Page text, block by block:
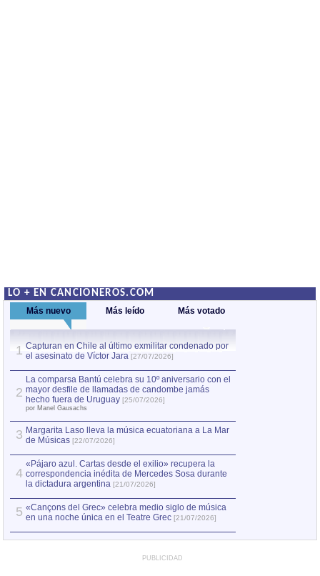
LO + EN CANCIONEROS.COM
Más nuevo Más leído Más votado
1 Capturan en Chile al último exmilitar condenado por
el asesinato de Víctor Jara [27/07/2026]
2
La comparsa Bantú celebra su 10º aniversario con el
mayor desfile de llamadas de candombe jamás
hecho fuera de Uruguay [25/07/2026]
por Manel Gausachs
3 Margarita Laso lleva la música ecuatoriana a La Mar
de Músicas [22/07/2026]
4
«Pájaro azul. Cartas desde el exilio» recupera la
correspondencia inédita de Mercedes Sosa durante
la dictadura argentina [21/07/2026]
5 «Cançons del Grec» celebra medio siglo de música
en una noche única en el Teatre Grec [21/07/2026]
PUBLICIDAD